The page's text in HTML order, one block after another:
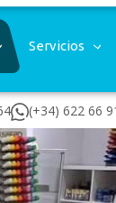
Servicios
(+34) 622 66